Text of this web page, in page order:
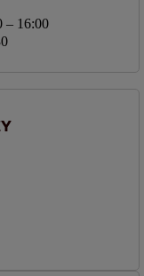
– 16:00